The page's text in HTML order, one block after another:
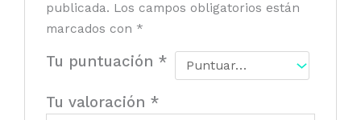
publicada. Los campos obligatorios están
marcados con *
Tu puntuación *
Tu valoración *